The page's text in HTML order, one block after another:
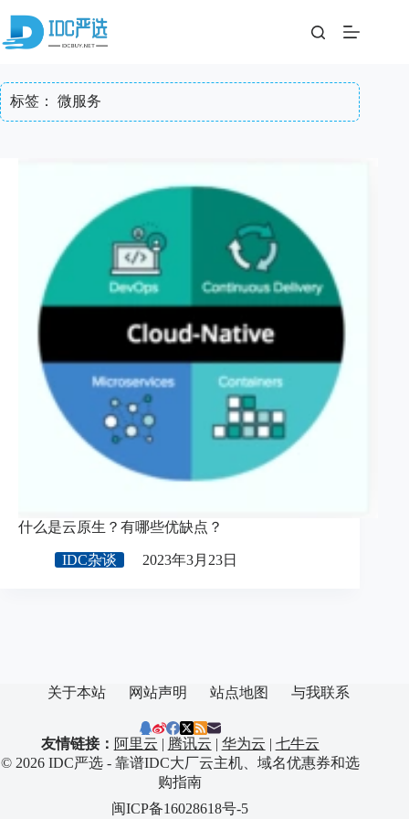
内
标签： 微服务
什么是云原生？有哪些优缺点？
IDC杂谈 2023年3月23日
关于本站 网站声明 站点地图 与我联系
友情链接： 阿里云 | 腾讯云 | 华为云 | 七牛云
© 2026 IDC严选 - 靠谱IDC大厂云主机、域名优惠券和选
购指南
闽ICP备16028618号-5